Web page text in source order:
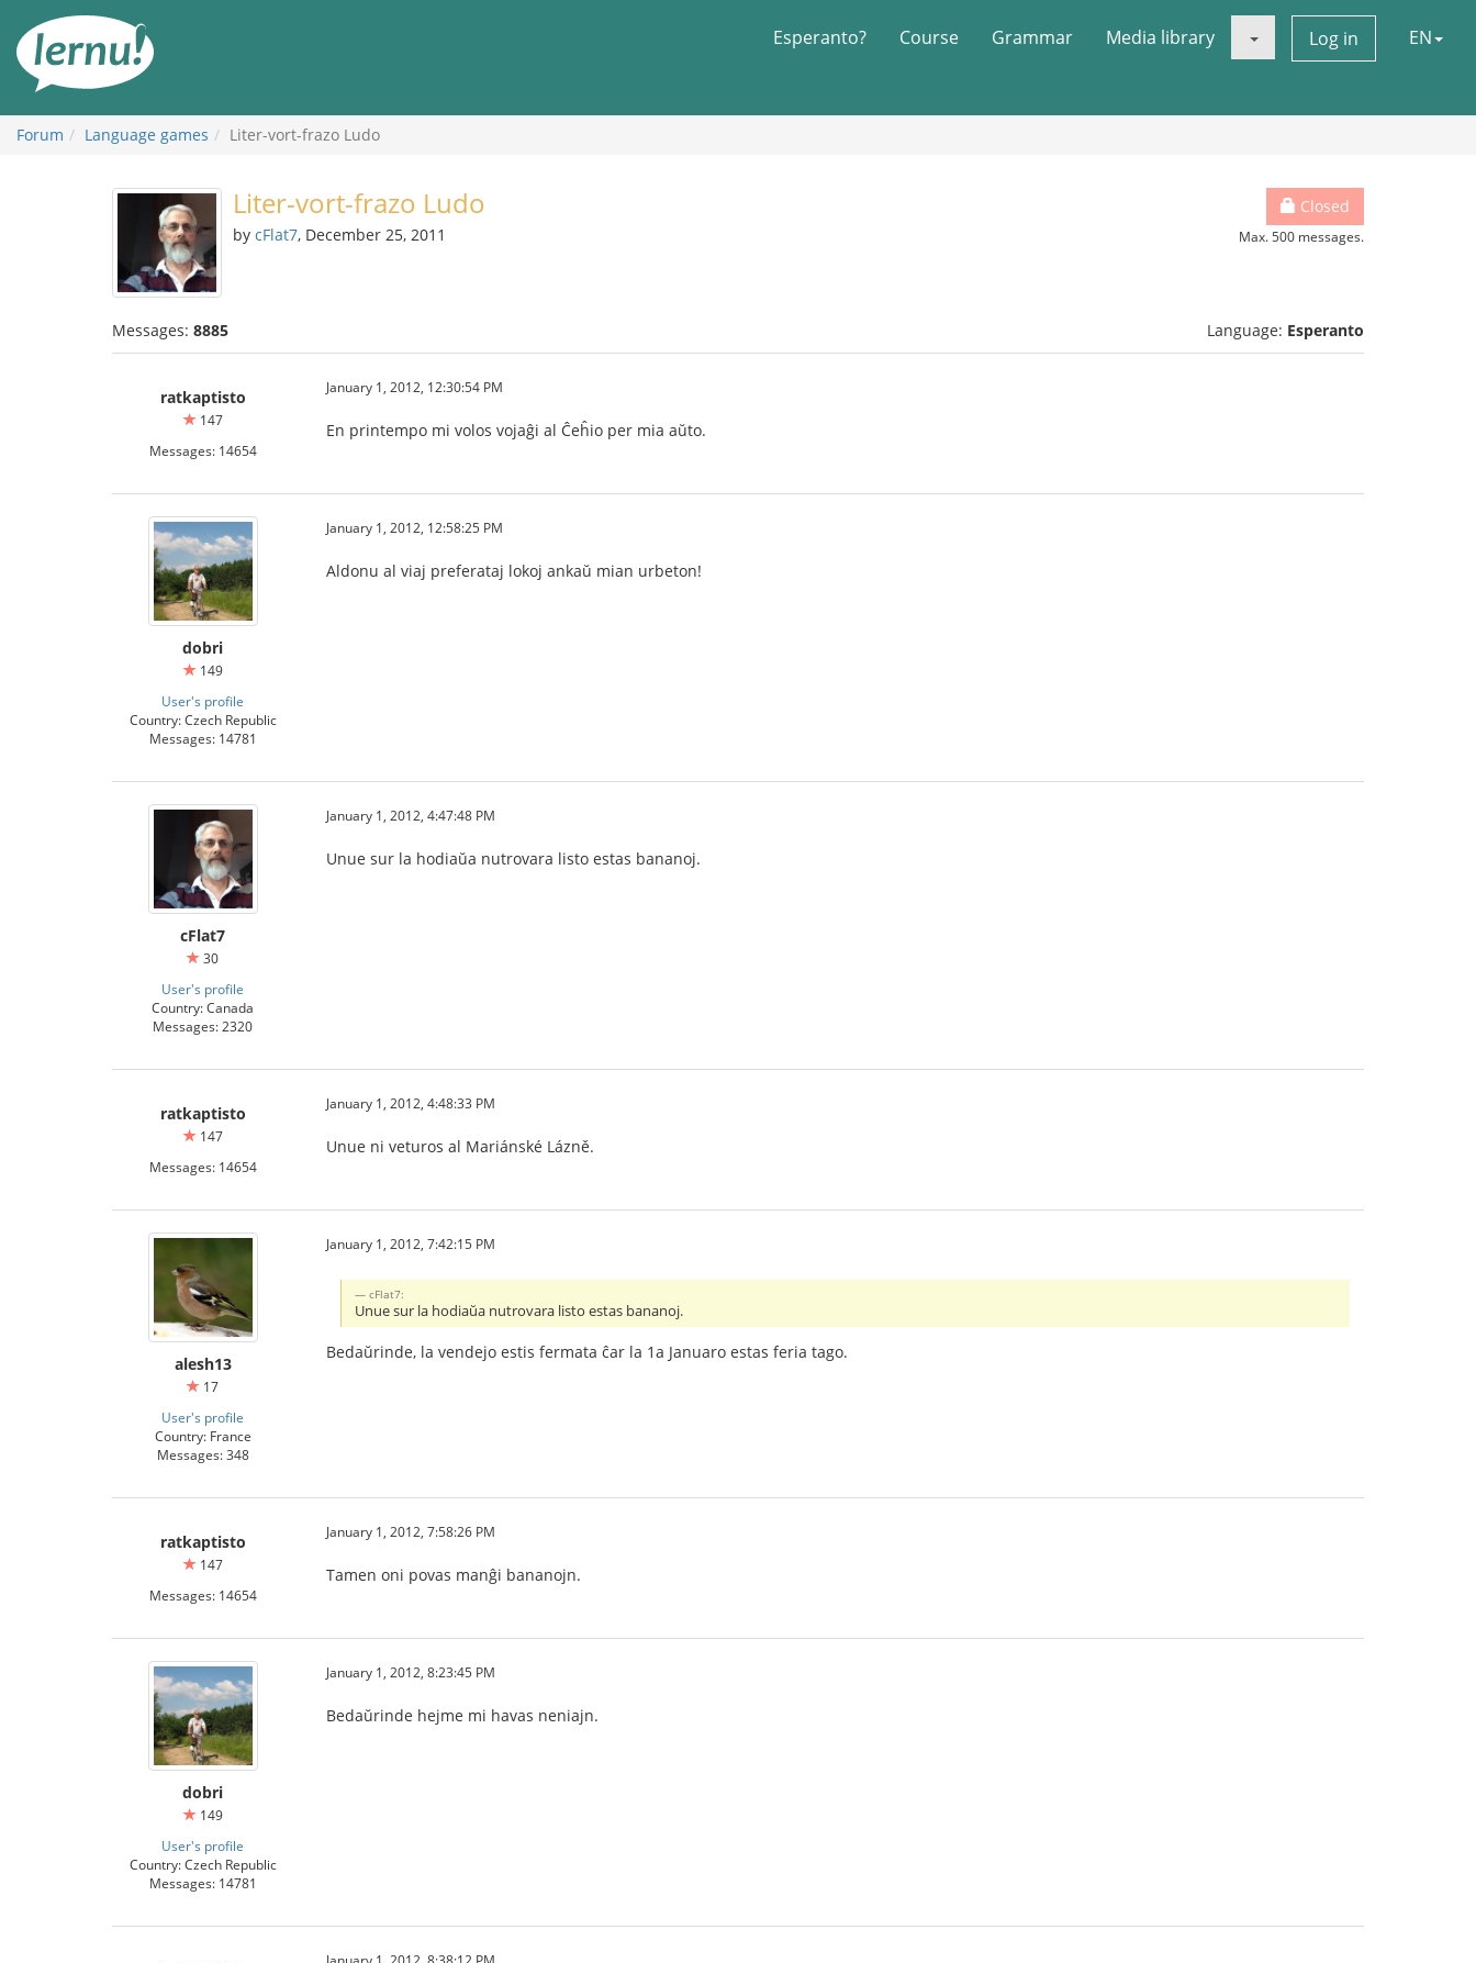
the
content
Esperanto? Course Grammar Media library Log in EN
Forum Language games Liter-vort-frazo Ludo
Closed
Max. 500 messages.
Liter-vort-frazo Ludo
by cFlat7, December 25, 2011
Messages: 8885 Language: Esperanto
ratkaptisto
147
Messages: 14654
January 1, 2012, 12:30:54 PM
En printempo mi volos vojaĝi al Ĉeĥio per mia aŭto.
dobri
149
User's profile
Country: Czech Republic
Messages: 14781
January 1, 2012, 12:58:25 PM
Aldonu al viaj preferataj lokoj ankaŭ mian urbeton!
cFlat7
30
User's profile
Country: Canada
Messages: 2320
January 1, 2012, 4:47:48 PM
Unue sur la hodiaŭa nutrovara listo estas bananoj.
ratkaptisto
147
Messages: 14654
January 1, 2012, 4:48:33 PM
Unue ni veturos al Mariánské Lázně.
alesh13
17
User's profile
Country: France
Messages: 348
January 1, 2012, 7:42:15 PM
cFlat7:
Unue sur la hodiaŭa nutrovara listo estas bananoj.
Bedaŭrinde, la vendejo estis fermata ĉar la 1a Januaro estas feria tago.
ratkaptisto
147
Messages: 14654
January 1, 2012, 7:58:26 PM
Tamen oni povas manĝi bananojn.
dobri
149
User's profile
Country: Czech Republic
Messages: 14781
January 1, 2012, 8:23:45 PM
Bedaŭrinde hejme mi havas neniajn.